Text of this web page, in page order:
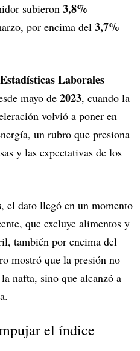
subieron 3,8%
por encima del 3,7%
Laborales
mayo de 2023, cuando la
volvió a poner en
un rubro que presiona
y las expectativas de los
, el dato llegó en un momento
que excluye alimentos y
también por encima del
mostró que la presión no
nafta, sino que alcanzó a
el índice